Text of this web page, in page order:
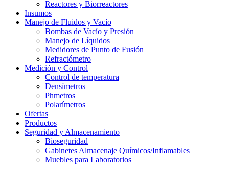
Reactores y Biorreactores
Insumos
Manejo de Fluidos y Vacío
Bombas de Vacío y Presión
Manejo de Líquidos
Medidores de Punto de Fusión
Refractómetro
Medición y Control
Control de temperatura
Densímetros
Phmetros
Polarímetros
Ofertas
Productos
Seguridad y Almacenamiento
Bioseguridad
Gabinetes Almacenaje Químicos/Inflamables
Muebles para Laboratorios